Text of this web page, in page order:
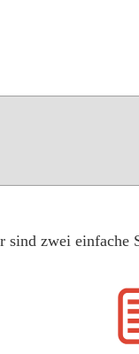
sind zwei einfache